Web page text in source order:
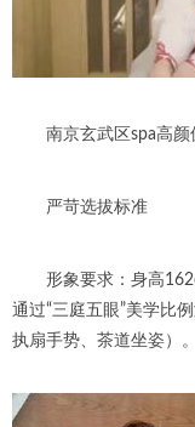
南京玄武区spa高颜
严苛选拔标准
形象要求：身高
通过“三庭五眼”美学比
执扇手势、茶道坐姿）。